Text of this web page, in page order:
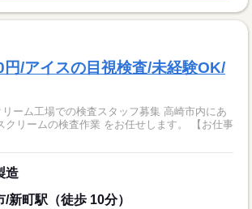
/アイスの目視検査/未経験OK/
リーム工場での検査スタッフ募集 高崎市内にあ
ームの検査作業 をお任せします。 【お仕事
造
新町駅（徒歩 10分）